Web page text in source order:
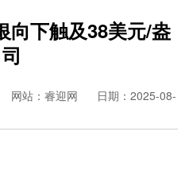
向下触及38美元/盎
司
网站：睿迎网
日期：2025-08-